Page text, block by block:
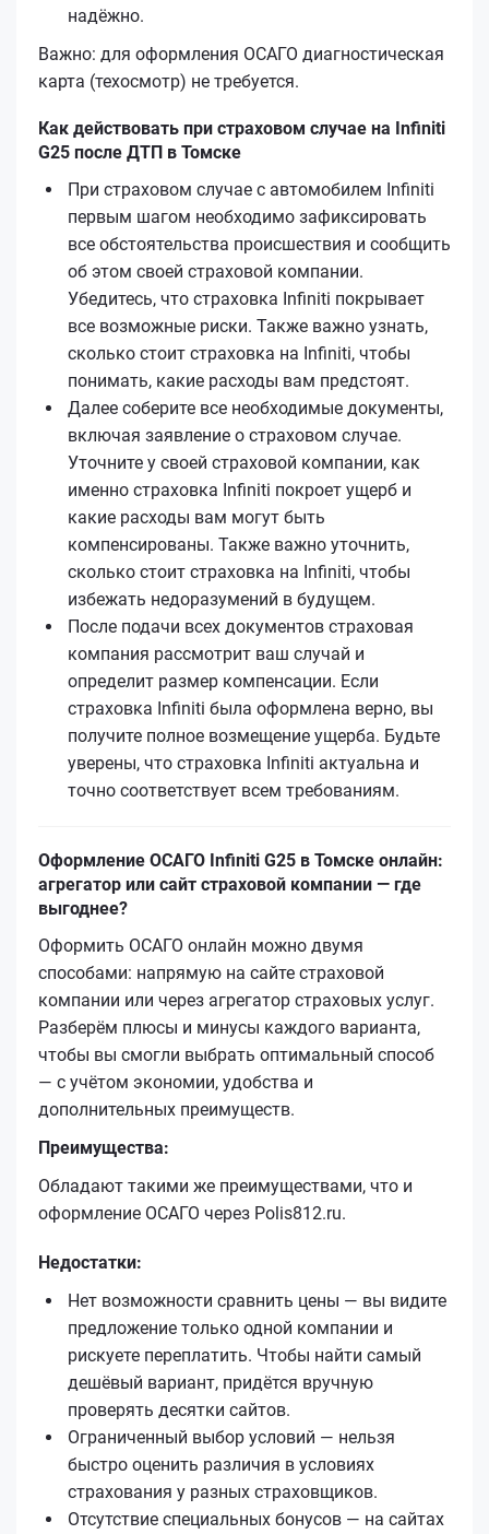
надёжно.
Важно: для оформления ОСАГО диагностическая
карта (техосмотр) не требуется.
Как действовать при страховом случае на Infiniti
G25 после ДТП в Томске
При страховом случае с автомобилем Infiniti
первым шагом необходимо зафиксировать
все обстоятельства происшествия и сообщить
об этом своей страховой компании.
Убедитесь, что страховка Infiniti покрывает
все возможные риски. Также важно узнать,
сколько стоит страховка на Infiniti, чтобы
понимать, какие расходы вам предстоят.
Далее соберите все необходимые документы,
включая заявление о страховом случае.
Уточните у своей страховой компании, как
именно страховка Infiniti покроет ущерб и
какие расходы вам могут быть
компенсированы. Также важно уточнить,
сколько стоит страховка на Infiniti, чтобы
избежать недоразумений в будущем.
После подачи всех документов страховая
компания рассмотрит ваш случай и
определит размер компенсации. Если
страховка Infiniti была оформлена верно, вы
получите полное возмещение ущерба. Будьте
уверены, что страховка Infiniti актуальна и
точно соответствует всем требованиям.
Оформление ОСАГО Infiniti G25 в Томске онлайн:
агрегатор или сайт страховой компании — где
выгоднее?
Оформить ОСАГО онлайн можно двумя
способами: напрямую на сайте страховой
компании или через агрегатор страховых услуг.
Разберём плюсы и минусы каждого варианта,
чтобы вы смогли выбрать оптимальный способ
— с учётом экономии, удобства и
дополнительных преимуществ.
Преимущества:
Обладают такими же преимуществами, что и
оформление ОСАГО через Polis812.ru.
Недостатки:
Нет возможности сравнить цены — вы видите
предложение только одной компании и
рискуете переплатить. Чтобы найти самый
дешёвый вариант, придётся вручную
проверять десятки сайтов.
Ограниченный выбор условий — нельзя
быстро оценить различия в условиях
страхования у разных страховщиков.
Отсутствие специальных бонусов — на сайтах